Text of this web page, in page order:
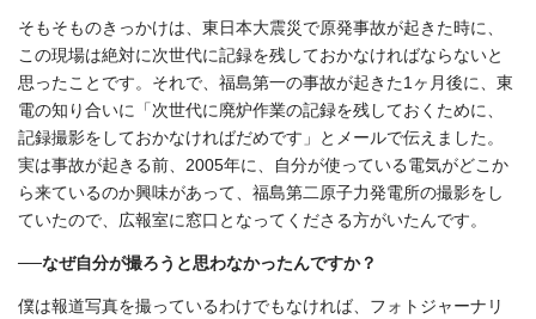
そもそものきっかけは、東日本大震災で原発事故が起きた時に、
この現場は絶対に次世代に記録を残しておかなければならないと
思ったことです。それで、福島第一の事故が起きた1ヶ月後に、東
電の知り合いに「次世代に廃炉作業の記録を残しておくために、
記録撮影をしておかなければだめです」とメールで伝えました。
実は事故が起きる前、2005年に、自分が使っている電気がどこか
ら来ているのか興味があって、福島第二原子力発電所の撮影をし
ていたので、広報室に窓口となってくださる方がいたんです。
──なぜ自分が撮ろうと思わなかったんですか？
僕は報道写真を撮っているわけでもなければ、フォトジャーナリ